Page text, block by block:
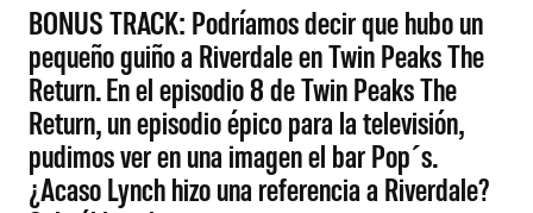
BONUS TRACK: Podríamos decir que hubo un
pequeño guiño a Riverdale en Twin Peaks The
Return. En el episodio 8 de Twin Peaks The
Return, un episodio épico para la televisión,
pudimos ver en una imagen el bar Pop´s.
¿Acaso Lynch hizo una referencia a Riverdale?